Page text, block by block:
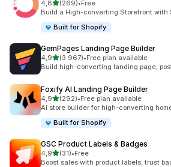
4,8na 5 gwiazdek
(269)
Łączna liczba recenzji: 269
•Free
Build a High-converting Storefront with
Built for Shopify
GemPages Landing Page Builder
4,9na 5 gwiazdek
(3 967)
Łączna liczba recenzji: 3967
•Free plan available
Build high-converting landing page,
Foxify AI Landing Page Builder
4,9na 5 gwiazdek
(292)
Łączna liczba recenzji: 292
•Free plan available
AI store builder for high-converting
Built for Shopify
GSC Product Labels & Badges
4,9na 5 gwiazdek
(31)
Łączna liczba recenzji: 31
•Free
Boost sales with product labels, trust